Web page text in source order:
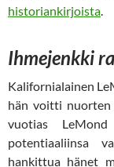
historiankirjoista.
Ihmejenkki
Kalifornialainen
hän voitti nuorten
vuotias
potentiaaliinsa
hankittua hänet